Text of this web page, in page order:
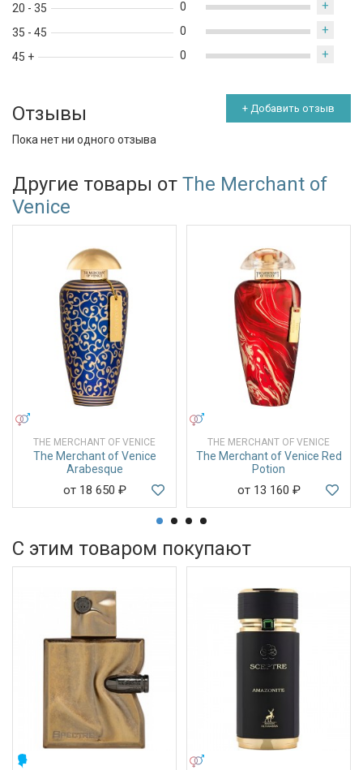
20 - 35
35 - 45
45 +
0 +
0 +
0 +
Отзывы + Добавить отзыв
Пока нет ни одного отзыва
Другие товары от The Merchant of
Venice
THE MERCHANT OF VENICE
The Merchant of Venice
Arabesque
от 18 650 ₽
THE MERCHANT OF VENICE
The Merchant of Venice Red
Potion
от 13 160 ₽
С этим товаром покупают